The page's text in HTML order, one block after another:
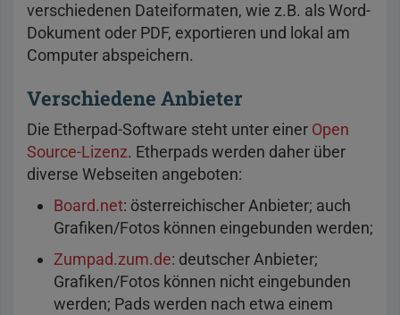
verschiedenen Dateiformaten, wie z.B. als Word-
Dokument oder PDF, exportieren und lokal am
Computer abspeichern.
Verschiedene Anbieter
Die Etherpad-Software steht unter einer Open
Source-Lizenz. Etherpads werden daher über
diverse Webseiten angeboten:
Board.net: österreichischer Anbieter; auch
Grafiken/Fotos können eingebunden werden;
Zumpad.zum.de: deutscher Anbieter;
Grafiken/Fotos können nicht eingebunden
werden; Pads werden nach etwa einem